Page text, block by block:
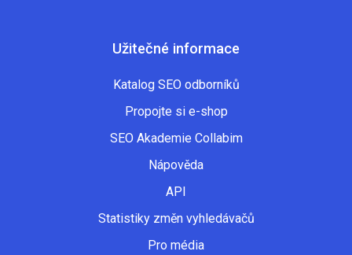
Užitečné informace
Katalog SEO odborníků
Propojte si e-shop
SEO Akademie Collabim
Nápověda
API
Statistiky změn vyhledávačů
Pro média